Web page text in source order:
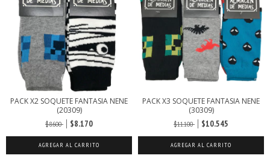
PACK X2 SOQUETE FANTASIA NENE
(20309)
$8.600 $8.170
AGREGAR AL CARRITO
PACK X3 SOQUETE FANTASIA NENE
(30309)
$11.100 $10.545
AGREGAR AL CARRITO